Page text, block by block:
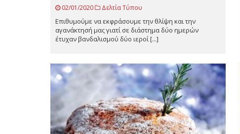
02/01/2020 Δελτία Τύπου
Επιθυμούμε να εκφράσουμε την θλίψη και την
αγανάκτησή μας γιατί σε διάστημα δύο ημερών
έτυχαν βανδαλισμού δύο ιεροί [...]